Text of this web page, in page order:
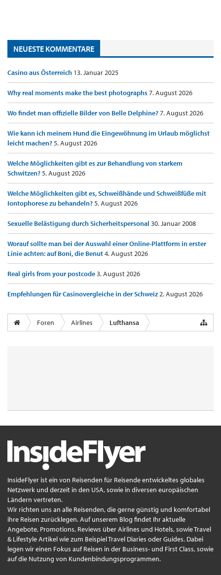
NEUESTE KOMMENTARE
Casino aus Österreich 13. Januar 2025
Why real moments make the best photographs7. August 2026
Wo findet man offizielle Bilder von Belle Delphine?7. August 2026
Wie kann ich meinem Hund die Eingewöhnung im Urlaub möglichst
leicht machen?5. August 2026
Welche Möglichkeiten gibt es zur Behandlung von starkem
Schwitzen?5. August 2026
Welche Möglichkeiten gibt es, Schweißhände und Schweißfüße mit
Iontophorese zu behandeln?5. August 2026
Sexuelle Belästigung durch Sicherheitspersonal 30. Januar 2008
Worauf sollte man bei der Auswahl einer Online-Plattform in erster
Linie achten: auf Boni, die Benut4. August 2026
Real girls from your postcode3. August 2026
Empfehlungen für Casinovergleiche in der Schweiz2. August 2026
Foren Airlines Lufthansa
InsideFlyer ist ein von Reisenden für Reisende entwickeltes globales
Netzwerk und derzeit in den USA, sowie in diversen europäischen
Ländern vertreten.
Wir richten uns an alle Reisenden, die gerne günstig und komfortabel
ihre Reisen zurücklegen. Auf unserem Blog findet Ihr aktuelle
Angebote, Promotions, Reviews über Airlines und Hotels, sowie Travel
& Lifestyle Artikel wie zum Beispiel Travel Diaries oder Guides. Dabei
legen wir einen Fokus auf Reisen in der Business- und First Class, sowie
auf die Nutzung von Kundenbindungsprogrammen.